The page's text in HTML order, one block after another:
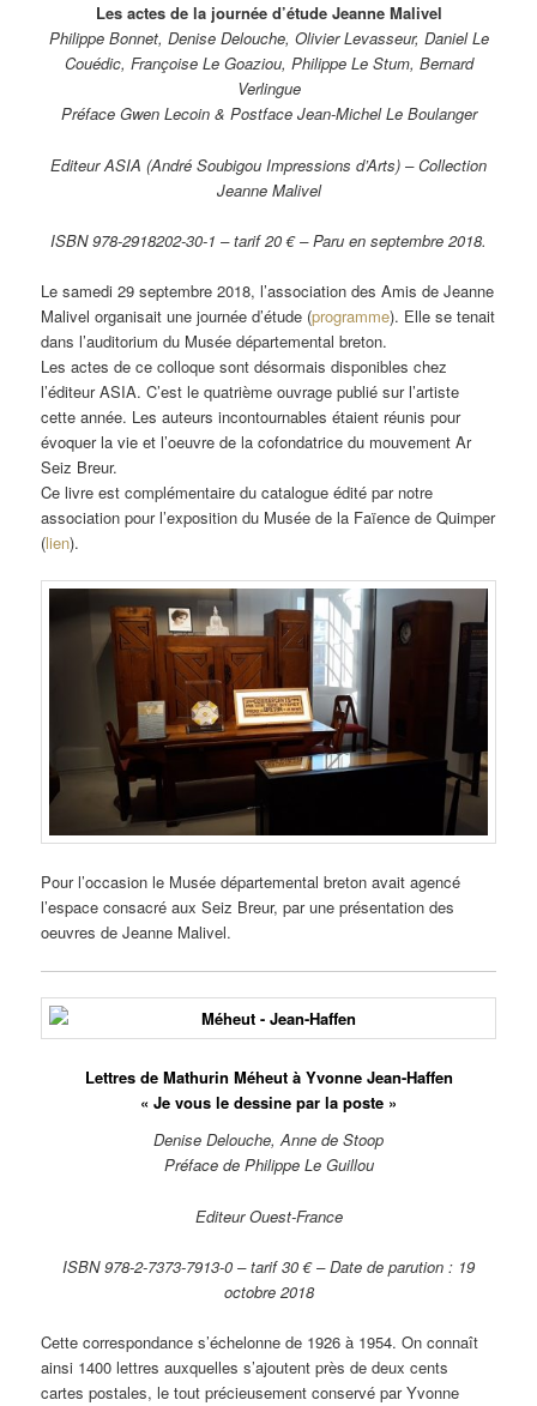
Les actes de la journée d’étude Jeanne Malivel
Philippe Bonnet, Denise Delouche, Olivier Levasseur, Daniel Le
Couédic, Françoise Le Goaziou, Philippe Le Stum, Bernard
Verlingue
Préface Gwen Lecoin & Postface Jean-Michel Le Boulanger
Editeur ASIA (André Soubigou Impressions d’Arts) – Collection
Jeanne Malivel
ISBN 978-2918202-30-1 – tarif 20 € – Paru en septembre 2018.
Le samedi 29 septembre 2018, l’association des Amis de Jeanne
Malivel organisait une journée d’étude (programme). Elle se tenait
dans l’auditorium du Musée départemental breton.
Les actes de ce colloque sont désormais disponibles chez
l’éditeur ASIA. C’est le quatrième ouvrage publié sur l’artiste
cette année. Les auteurs incontournables étaient réunis pour
évoquer la vie et l’oeuvre de la cofondatrice du mouvement Ar
Seiz Breur.
Ce livre est complémentaire du catalogue édité par notre
association pour l’exposition du Musée de la Faïence de Quimper
(lien).
Pour l’occasion le Musée départemental breton avait agencé
l’espace consacré aux Seiz Breur, par une présentation des
oeuvres de Jeanne Malivel.
Lettres de Mathurin Méheut à Yvonne Jean-Haffen
« Je vous le dessine par la poste »
Denise Delouche, Anne de Stoop
Préface de Philippe Le Guillou
Editeur Ouest-France
ISBN 978-2-7373-7913-0 – tarif 30 € – Date de parution : 19
octobre 2018
Cette correspondance s’échelonne de 1926 à 1954. On connaît
ainsi 1400 lettres auxquelles s’ajoutent près de deux cents
cartes postales, le tout précieusement conservé par Yvonne